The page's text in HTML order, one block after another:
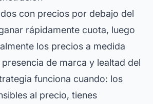
con precios por debajo del
rápidamente cuota, luego
los precios a medida
de marca y lealtad del
funciona cuando: los
al precio, tienes